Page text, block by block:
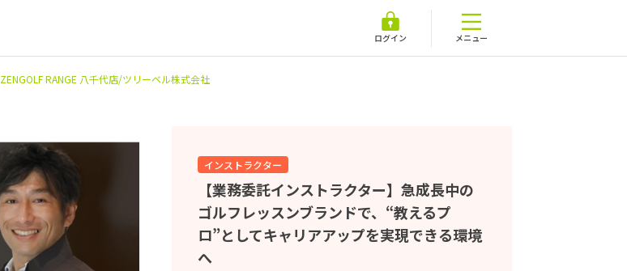
ログイン メニュー
ZENGOLF RANGE 八千代店/ツリーベル株式会社
インストラクター
【業務委託インストラクター】急成長中の
ゴルフレッスンブランドで、“教えるプ
ロ”としてキャリアアップを実現できる環境
へ